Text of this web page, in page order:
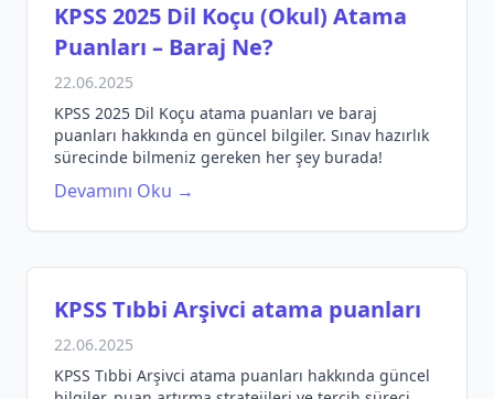
KPSS 2025 Dil Koçu (Okul) Atama
Puanları – Baraj Ne?
22.06.2025
KPSS 2025 Dil Koçu atama puanları ve baraj
puanları hakkında en güncel bilgiler. Sınav hazırlık
sürecinde bilmeniz gereken her şey burada!
Devamını Oku →
KPSS Tıbbi Arşivci atama puanları
22.06.2025
KPSS Tıbbi Arşivci atama puanları hakkında güncel